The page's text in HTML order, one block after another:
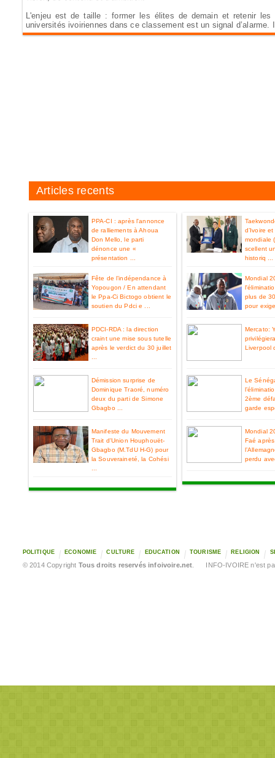
L'enjeu est de taille : former les élites de demain et retenir les
universités ivoiriennes dans ce classement est un signal d’alarme.
Articles recents
PPA-CI : après l'annonce
de ralliements à Ahoua
Don Mello, le parti
dénonce une «
présentation ...
Fête de l’indépendance à
Yopougon / En attendant
le Ppa-Ci Bictogo obtient le
soutien du Pdci e ...
PDCI-RDA : la direction
craint une mise sous tutelle
après le verdict du 30 juillet
Démission surprise de
Dominique Traoré, numéro
deux du parti de Simone
Gbagbo ...
Manifeste du Mouvement
Trait d'Union Houphouët-
Gbagbo (M.TdU H-G) pour
la Souveraineté, la Cohési
d’Ivoire
mondiale
scellent
historiq ...
Mondial
plus de
pour
Mercato:
Liverpool
Le
2ème
garde
Mondial
Faé
perdu
POLITIQUE ECONOMIE CULTURE EDUCATION TOURISME RELIGION
© 2014 Copyright Tous droits reservés infoivoire.net . INFO-IVOIRE n'est